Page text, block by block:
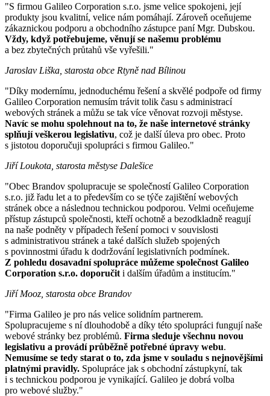
"S firmou Galileo Corporation s.r.o. jsme velice spokojeni, její
produkty jsou kvalitní, velice nám pomáhají. Zároveň oceňujeme
zákaznickou podporu a obchodního zástupce paní Mgr. Dubskou.
Vždy, když potřebujeme, věnují se našemu problému
a bez zbytečných průtahů vše vyřešili."
Jaroslav Liška, starosta obce Rtyně nad Bílinou
"Díky modernímu, jednoduchému řešení a skvělé podpoře od firmy
Galileo Corporation nemusím trávit tolik času s administrací
webových stránek a můžu se tak více věnovat rozvoji městyse.
Navíc se mohu spolehnout na to, že naše internetové stránky
splňují veškerou legislativu, což je další úleva pro obec. Proto
s jistotou doporučuji spolupráci s firmou Galileo."
Jiří Loukota, starosta městyse Dalešice
"Obec Brandov spolupracuje se společností Galileo Corporation
s.r.o. již řadu let a to především co se týče zajištění webových
stránek obce a následnou technickou podporou. Velmi oceňujeme
přístup zástupců společnosti, kteří ochotně a bezodkladně reagují
na naše podněty v případech řešení pomoci v souvislosti
s administrativou stránek a také dalších služeb spojených
s povinnostmi úřadu k dodržování legislativních podmínek.
Z pohledu dosavadní spolupráce můžeme společnost Galileo
Corporation s.r.o. doporučit i dalším úřadům a institucím."
Jiří Mooz, starosta obce Brandov
"Firma Galileo je pro nás velice solidním partnerem.
Spolupracujeme s ní dlouhodobě a díky této spolupráci fungují naše
webové stránky bez problémů. Firma sleduje všechnu novou
legislativu a provádí průběžně potřebné úpravy webu.
Nemusíme se tedy starat o to, zda jsme v souladu s nejnovějšími
platnými pravidly. Spolupráce jak s obchodní zástupkyní, tak
i s technickou podporou je vynikající. Galileo je dobrá volba
pro webové služby."